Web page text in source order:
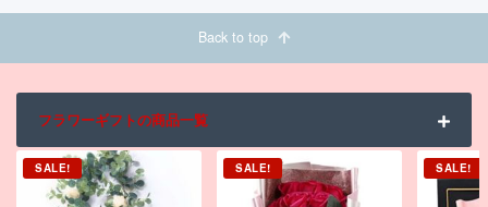
Back to top
フラワーギフトの商品一覧
SALE! SALE! SALE!